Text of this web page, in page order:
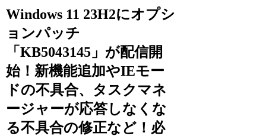
Windows 11 23H2にオプシ
ョンパッチ
「KB5043145」が配信開
始！新機能追加やIEモー
ドの不具合、タスクマネ
ージャーが応答しなくな
る不具合の修正など！必